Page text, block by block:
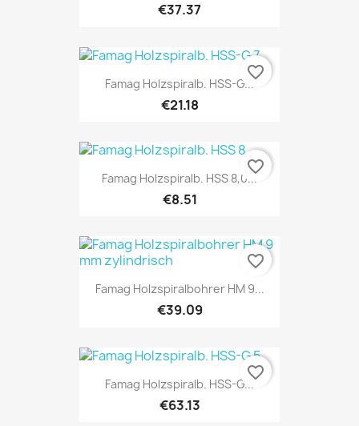
€37.37
Famag Holzspiralb. HSS-G...
€21.18
favorite_border
Famag Holzspiralb. HSS 8,0...
€8.51
favorite_border
Famag Holzspiralbohrer HM 9...
€39.09
favorite_border
Famag Holzspiralb. HSS-G...
€63.13
favorite_border